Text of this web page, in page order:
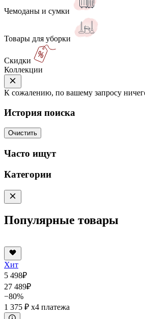
Чемоданы и сумки
Товары для уборки
Скидки
Коллекции
К сожалению, по вашему запросу
История поиска
Очистить
Часто ищут
Категории
Популярные товары
Хит
5 498₽
27 489₽
−80%
1 375 ₽ x4 платежа